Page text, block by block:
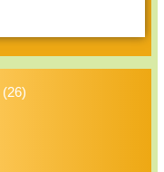
(26)